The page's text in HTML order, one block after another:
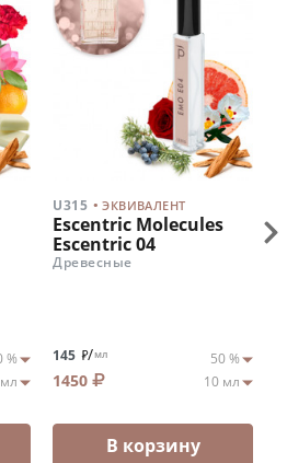
U315 . ЭКВИВАЛЕНТ
Escentric Molecules
Escentric 04
Древесные
145 /мл
1450
В корзину